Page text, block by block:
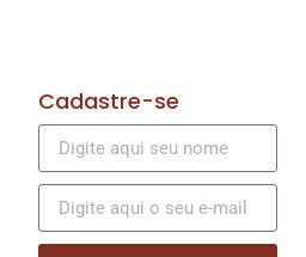
Cadastre-se